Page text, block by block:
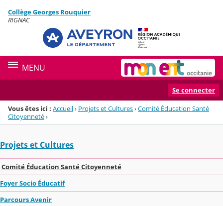
Menu de la rubrique
Contenu
Collège Georges Rouquier
RIGNAC
MENU
Se connecter
Vous êtes ici : Accueil› Projets et Cultures›Comité Éducation Santé
Citoyenneté›
Projets et Cultures
Comité Éducation Santé Citoyenneté
Foyer Socio Éducatif
Parcours Avenir